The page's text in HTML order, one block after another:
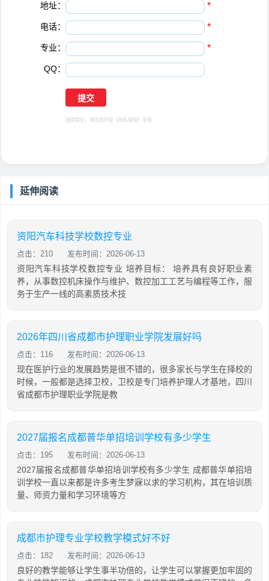
地址： *
电话： *
专业： *
QQ：
选择提交，视为您同意 《隐私保障》 条例
延伸阅读
资阳汽车科技学校数控专业
点击：210 发布时间：2026-06-13
资阳汽车科技学校数控专业 培养目标： 培养具有良好职业素
养，从事数控机床操作与维护、数控加工工艺与编程等工作，服
务于生产一线的高素质技术技
2026年四川省成都市护理职业学院发展好吗
点击：116 发布时间：2026-06-13
现在医护行业的发展趋势是很不错的，很多家长与学生在择校的
时候，一般都是选择卫校，卫校是专门培养护理人才基地，四川
省成都市护理职业学院是教
2027届报名成都普华单招培训学校有多少学生
点击：195 发布时间：2026-06-13
2027届报名成都普华单招培训学校有多少学生 成都普华单招培
训学校一直以来都是许多考生梦寐以求的学习机构，其在培训质
量、师资力量和学习环境等方
成都市护理专业学校教学模式好不好
点击：182 发布时间：2026-06-13
良好的教学能够让学生事半功倍的，让学生可以掌握更加牢固的